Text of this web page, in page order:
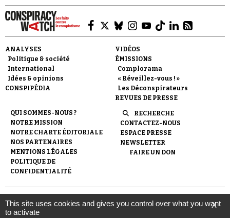
Faire un don
Demander à Vera
ANALYSES
Politique & société
International
Idées & opinions
CONSPIPÉDIA
VIDÉOS
ÉMISSIONS
Complorama
« Réveillez-vous ! »
Les Déconspirateurs
REVUES DE PRESSE
QUI SOMMES-NOUS ?
NOTRE MISSION
NOTRE CHARTE ÉDITORIALE
NOS PARTENAIRES
MENTIONS LÉGALES
POLITIQUE DE
CONFIDENTIALITÉ
RECHERCHE
CONTACTEZ-NOUS
ESPACE PRESSE
NEWSLETTER
FAIRE UN DON
© 2007- 2026 Conspiracy Watch | Une réalisation de
l'Observatoire du conspirationnisme (association loi de 1901) avec
le soutien de la Fondation pour la Mémoire de la Shoah.
X
This site uses cookies and gives you control over what you want
to activate